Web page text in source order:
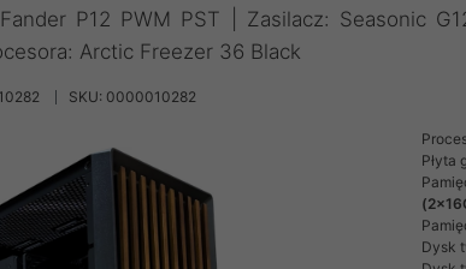
P12 PWM PST | Zasilacz: Seasonic
Arctic Freezer 36 Black
SKU: 0000010282
Płyta
Dysk